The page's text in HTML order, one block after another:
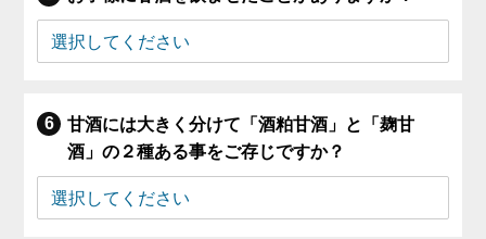
甘酒には大きく分けて「酒粕甘酒」と「麹甘
酒」の２種ある事をご存じですか？